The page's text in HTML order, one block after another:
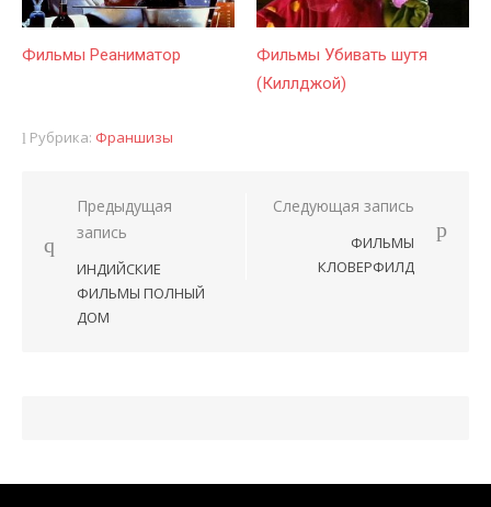
Фильмы Реаниматор
Фильмы Убивать шутя
(Киллджой)
Рубрика: Франшизы
Навигация
по
записям
Предыдущая
запись
ИНДИЙСКИЕ
ФИЛЬМЫ ПОЛНЫЙ
ДОМ
Следующая запись
ФИЛЬМЫ
КЛОВЕРФИЛД